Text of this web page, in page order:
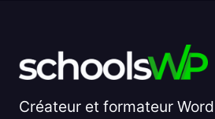
Créateur et formateur